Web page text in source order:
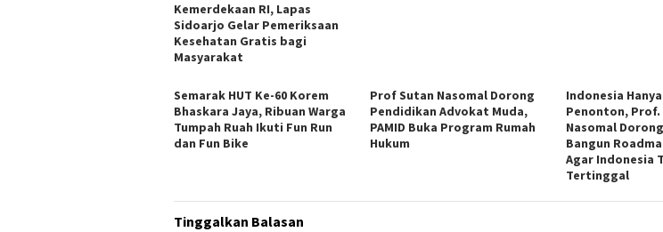
Kemerdekaan RI, Lapas
Sidoarjo Gelar Pemeriksaan
Kesehatan Gratis bagi
Masyarakat
Semarak HUT Ke-60 Korem
Bhaskara Jaya, Ribuan Warga
Tumpah Ruah Ikuti Fun Run
dan Fun Bike
Prof Sutan Nasomal Dorong
Pendidikan Advokat Muda,
PAMID Buka Program Rumah
Hukum
Indonesia
Penonton, Prof.
Nasomal
Bangun
Agar Indonesia
Tertinggal
Tinggalkan Balasan